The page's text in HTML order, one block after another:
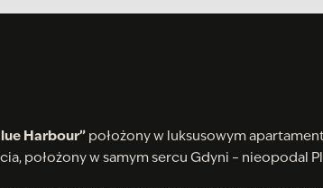
Harbour” położony w luksusowym
położony w samym sercu Gdyni – nieopodal